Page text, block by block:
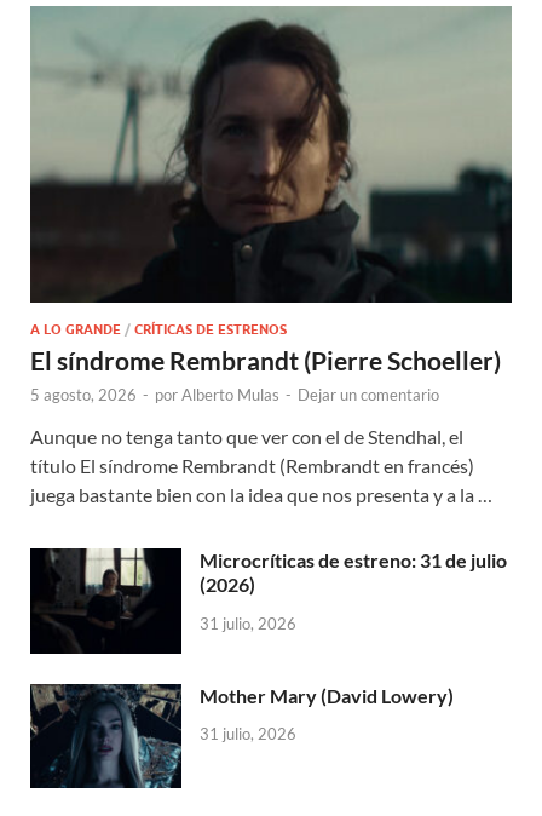
A LO GRANDE / CRÍTICAS DE ESTRENOS
El síndrome Rembrandt (Pierre Schoeller)
5 agosto, 2026 - porAlberto Mulas - Dejar un comentario
Aunque no tenga tanto que ver con el de Stendhal, el
título El síndrome Rembrandt (Rembrandt en francés)
juega bastante bien con la idea que nos presenta y a la …
Microcríticas de estreno: 31 de julio
(2026)
31 julio, 2026
Mother Mary (David Lowery)
31 julio, 2026